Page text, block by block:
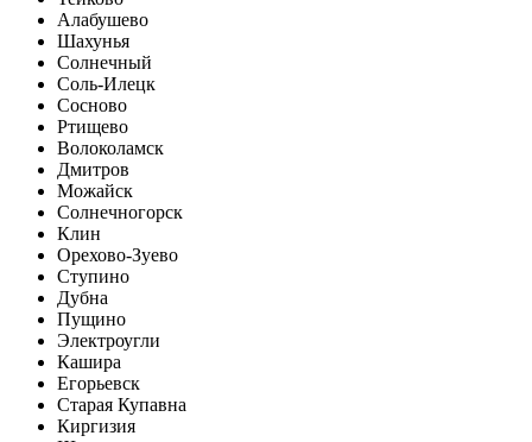
Алабушево
Шахунья
Солнечный
Соль-Илецк
Сосново
Ртищево
Волоколамск
Дмитров
Можайск
Солнечногорск
Клин
Орехово-Зуево
Ступино
Дубна
Пущино
Электроугли
Кашира
Егорьевск
Старая Купавна
Киргизия